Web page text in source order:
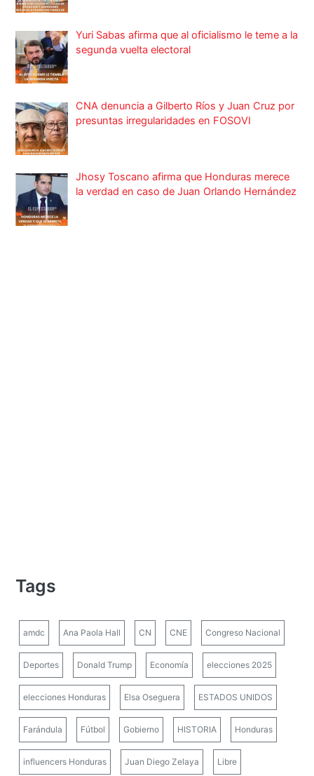
Yuri Sabas afirma que al oficialismo le teme a la
segunda vuelta electoral
CNA denuncia a Gilberto Ríos y Juan Cruz por
presuntas irregularidades en FOSOVI
Jhosy Toscano afirma que Honduras merece
la verdad en caso de Juan Orlando Hernández
Tags
amdc Ana Paola Hall CN CNE Congreso Nacional
Deportes Donald Trump Economía elecciones 2025
elecciones Honduras Elsa Oseguera ESTADOS UNIDOS
Farándula Fútbol Gobierno HISTORIA Honduras
influencers Honduras Juan Diego Zelaya Libre